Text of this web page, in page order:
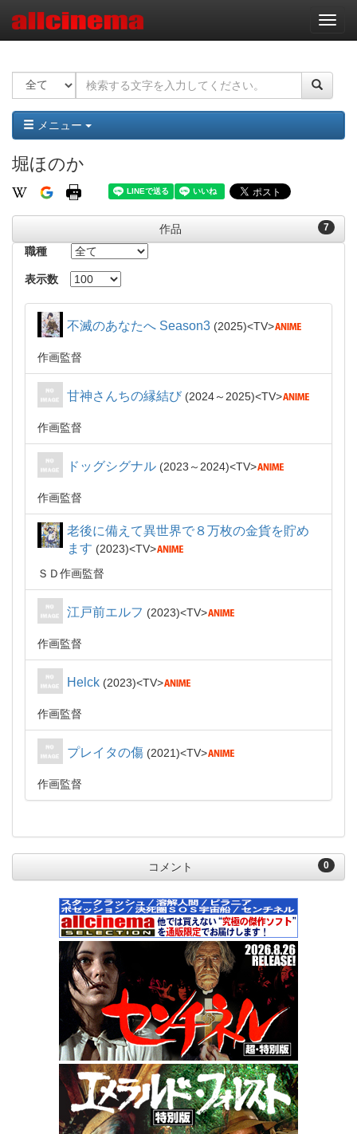
ナ
ビ
ー
ョ
ン
メニュー
堀ほのか
7
作品
職種
表示数
不滅のあなたへ Season3 2025 TV
作画監督
甘神さんちの縁結び 2024～2025 TV
作画監督
ドッグシグナル 2023～2024 TV
作画監督
老後に備えて異世界で８万枚の金貨を貯め
ます
2023
TV
ＳＤ作画監督
江戸前エルフ 2023 TV
作画監督
Helck 2023 TV
作画監督
プレイタの傷 2021 TV
作画監督
0
コメント